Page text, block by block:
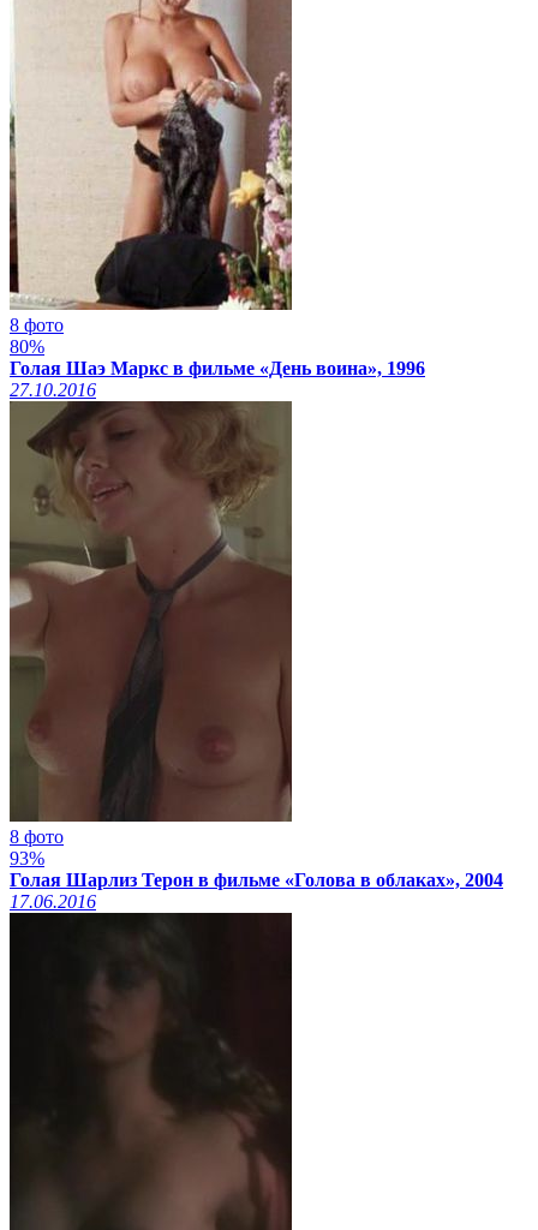
8 фото
80%
Голая Шаэ Маркс в фильме «День воина», 1996
27.10.2016
8 фото
93%
Голая Шарлиз Терон в фильме «Голова в облаках», 2004
17.06.2016